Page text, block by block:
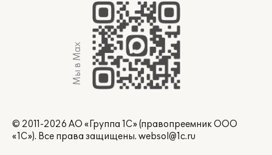
Мы в Max
© 2011-2026 АО «Группа 1С» (правопреемник ООО
«1С»). Все права защищены. websol@1c.ru